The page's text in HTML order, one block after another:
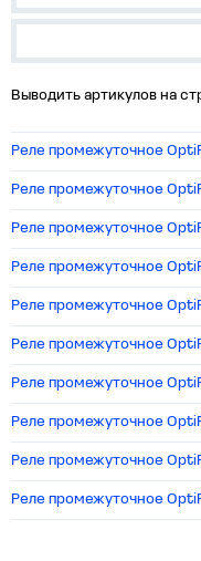
Выводить артикулов на
Реле промежуточное
Реле промежуточное
Реле промежуточное
Реле промежуточное
Реле промежуточное
Реле промежуточное
Реле промежуточное
Реле промежуточное
Реле промежуточное
Реле промежуточное